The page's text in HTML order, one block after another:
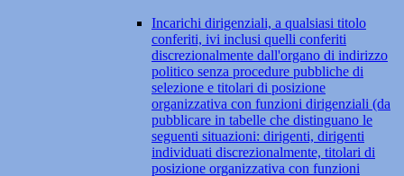
Incarichi dirigenziali, a qualsiasi titolo
conferiti, ivi inclusi quelli conferiti
discrezionalmente dall'organo di indirizzo
politico senza procedure pubbliche di
selezione e titolari di posizione
organizzativa con funzioni dirigenziali (da
pubblicare in tabelle che distinguano le
seguenti situazioni: dirigenti, dirigenti
individuati discrezionalmente, titolari di
posizione organizzativa con funzioni